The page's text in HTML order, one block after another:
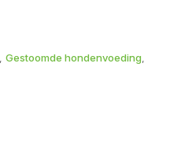
Gestoomde hondenvoeding